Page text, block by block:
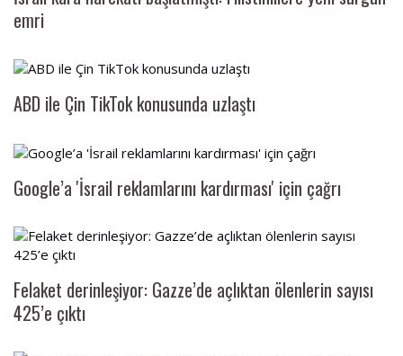
emri
ABD ile Çin TikTok konusunda uzlaştı
Google’a 'İsrail reklamlarını kardırması' için çağrı
Felaket derinleşiyor: Gazze’de açlıktan ölenlerin sayısı
425’e çıktı